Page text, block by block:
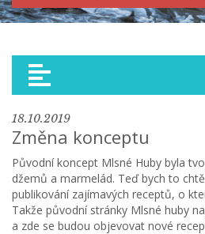
18.10.2019
Změna konceptu
Původní koncept Mlsné Huby byla
džemů a marmelád. Teď bych to
publikování zajímavých receptů, o
Takže původní stránky Mlsné huby
a zde se budou objevovat nové